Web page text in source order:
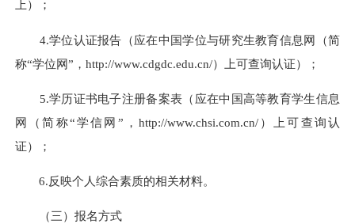
上）；
4.学位认证报告（应在中国学位与研究生教育信息网（简
称“学位网”，http://www.cdgdc.edu.cn/）上可查询认证）；
5.学历证书电子注册备案表（应在中国高等教育学生信息
网（简称“学信网”，http://www.chsi.com.cn/）上可查询认
证）；
6.反映个人综合素质的相关材料。
（三）报名方式